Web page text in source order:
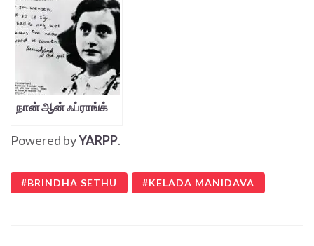
கனவு-3
நான் ஆன் ஃப்ராங்க்
Powered byYARPP.
BRINDHA SETHU KELADA MANIDAVA